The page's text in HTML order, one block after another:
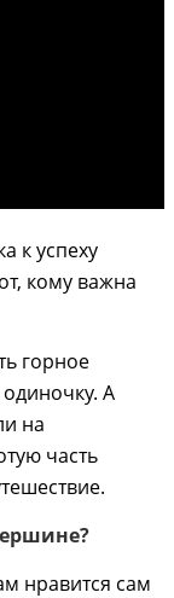
к успеху
кому важна
горное
А
на
часть
нравится сам